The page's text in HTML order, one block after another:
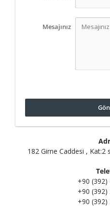
Mesajınız
182 Girne Caddesi , Kat:2
+90 (392)
+90 (392)
+90 (392)